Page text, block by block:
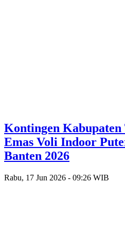
Kontingen Kabupaten
Emas Voli Indoor
Banten 2026
Rabu, 17 Jun 2026 - 09:26 WIB